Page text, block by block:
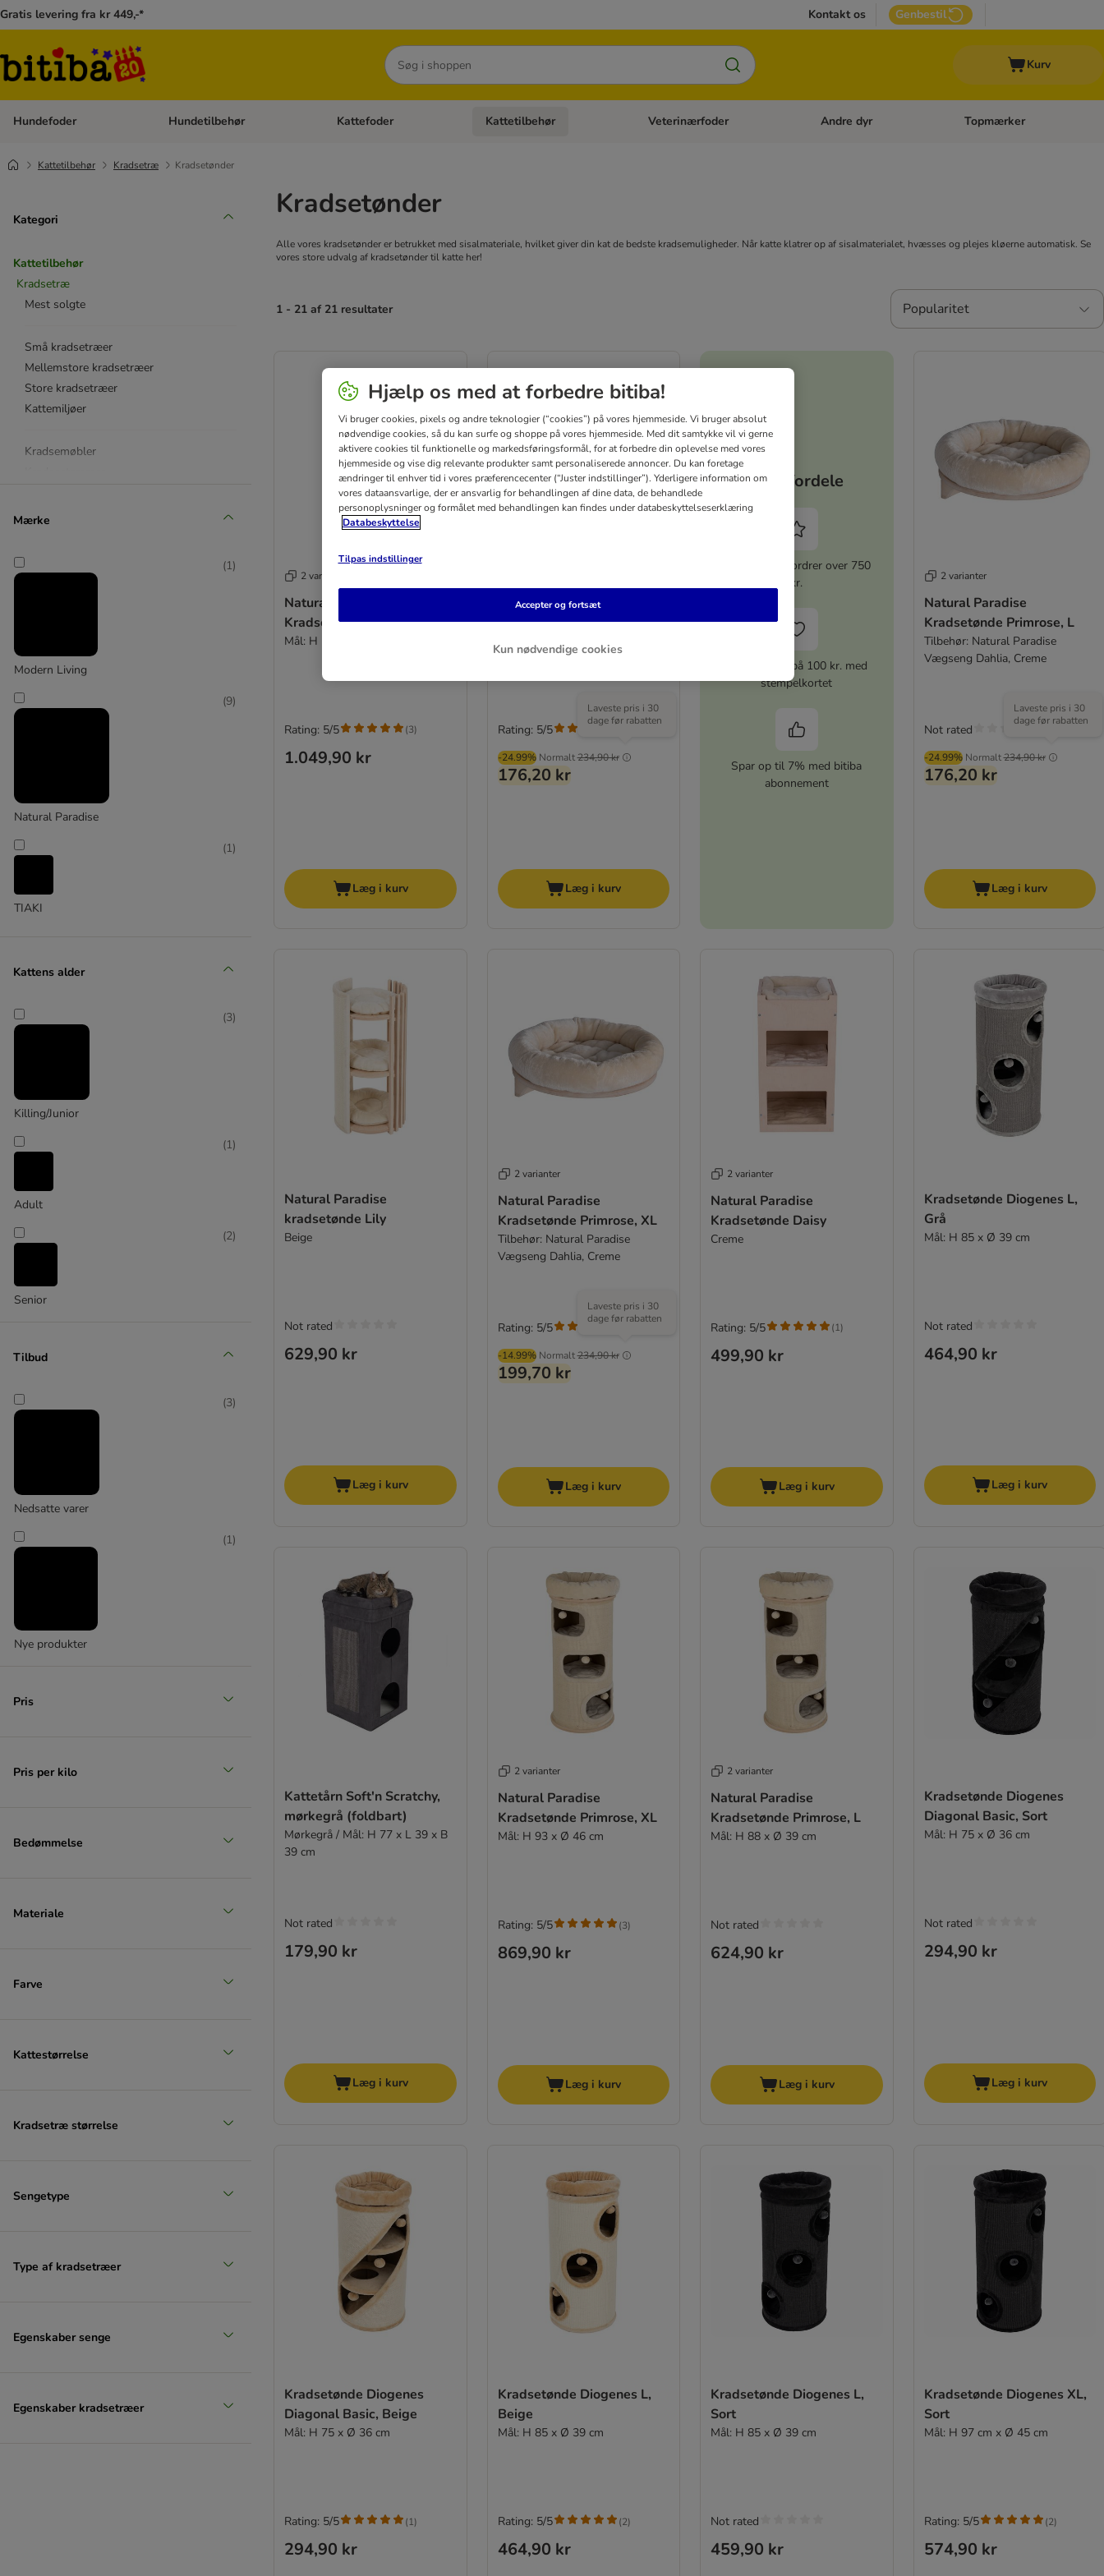
Gratis levering fra kr 449,-* Kontakt os Genbestil
Søg
Kurv
Hundefoder Åben kategori menu: Hundefoder
Hundetilbehør Åben kategori menu: Hundetilbehør
Kattefoder Åben kategori menu: Kattefoder
Kattetilbehør Åben kategori menu: Kattetilbehør
Veterinærfoder Åben kategori menu: Veterinærfoder
Andre dyr Åben kategori menu: Andre
Topmærker
Kattetilbehør Kradsetræ Kradsetønder
Kategori
Kattetilbehør
Kradsetræ
Mest solgte
Små kradsetræer
Mellemstore kradsetræer
Store kradsetræer
Kattemiljøer
Kradsemøbler
Natural Paradise
Mærke
Modern Living
(1)
Natural Paradise
(9)
TIAKI
(1)
zooplus Exclusive
( )
Kattens alder
Killing/Junior
(3)
Adult
(1)
Senior
(2)
Tilbud
Nedsatte varer
(3)
Nye produkter
(1)
Pris
Pris per kilo
Bedømmelse
Materiale
Farve
Kattestørrelse
Kradsetræ størrelse
Sengetype
Type af kradsetræer
Egenskaber senge
Egenskaber kradsetræer
Kradsetønder
Alle vores kradsetønder er betrukket med sisalmateriale, hvilket giver din kat de bedste kradsemuligheder. Når katte klatrer op af sisalmaterialet, hvæsses og plejes kløerne automatisk. Se
vores store udvalg af kradsetønder til katte her!
1 - 21 af 21 resultater Popularitet
2 varianter
Natural Paradise
Kradsetønde Primrose, XXL
Mål: H 110 x Ø 49 cm
1.049,90 kr
Rating: 5/5 (3)
Læg i kurv
Natural Paradise
Kradsetønde Primrose, XXL
Tilbehør: Natural Paradise
Vægseng Dahlia, Creme
-24.99% Normalt234,90 kr
Laveste pris i 30
dage før rabatten
176,20 kr
Rating: 5/5
Læg i kurv
Dine fordele
5% rabat for ordrer over 750
kr.
Værdikupon på 100 kr. med
stempelkortet
Spar op til 7% med bitiba
abonnement
2 varianter
Natural Paradise
Kradsetønde Primrose, L
Tilbehør: Natural Paradise
Vægseng Dahlia, Creme
-24.99% Normalt234,90 kr
Laveste pris i 30
dage før rabatten
176,20 kr
Not rated
Læg i kurv
Natural Paradise
kradsetønde Lily
Beige
629,90 kr
Not rated
Læg i kurv
2 varianter
Natural Paradise
Kradsetønde Primrose, XL
Tilbehør: Natural Paradise
Vægseng Dahlia, Creme
-14.99% Normalt234,90 kr
Laveste pris i 30
dage før rabatten
199,70 kr
Rating: 5/5
Læg i kurv
2 varianter
Natural Paradise
Kradsetønde Daisy
Creme
499,90 kr
Rating: 5/5 (1)
Læg i kurv
Kradsetønde Diogenes L,
Grå
Mål: H 85 x Ø 39 cm
464,90 kr
Not rated
Læg i kurv
Kattetårn Soft'n Scratchy,
mørkegrå (foldbart)
Mørkegrå / Mål: H 77 x L 39 x B
39 cm
179,90 kr
Not rated
Læg i kurv
2 varianter
Natural Paradise
Kradsetønde Primrose, XL
Mål: H 93 x Ø 46 cm
869,90 kr
Rating: 5/5 (3)
Læg i kurv
2 varianter
Natural Paradise
Kradsetønde Primrose, L
Mål: H 88 x Ø 39 cm
624,90 kr
Not rated
Læg i kurv
Kradsetønde Diogenes
Diagonal Basic, Sort
Mål: H 75 x Ø 36 cm
294,90 kr
Not rated
Læg i kurv
Kradsetønde Diogenes
Diagonal Basic, Beige
Mål: H 75 x Ø 36 cm
294,90 kr
Rating: 5/5 (1)
Kradsetønde Diogenes L,
Beige
Mål: H 85 x Ø 39 cm
464,90 kr
Rating: 5/5 (2)
Kradsetønde Diogenes L,
Sort
Mål: H 85 x Ø 39 cm
459,90 kr
Not rated
Kradsetønde Diogenes XL,
Sort
Mål: H 97 cm x Ø 45 cm
574,90 kr
Rating: 5/5 (2)
Hjælp os med at forbedre bitiba!
Vi bruger cookies, pixels og andre teknologier (“cookies”) på vores hjemmeside. Vi bruger absolut
nødvendige cookies, så du kan surfe og shoppe på vores hjemmeside. Med dit samtykke vil vi gerne
aktivere cookies til funktionelle og markedsføringsformål, for at forbedre din oplevelse med vores
hjemmeside og vise dig relevante produkter samt personaliserede annoncer. Du kan foretage
ændringer til enhver tid i vores præferencecenter (“Juster indstillinger”). Yderligere information om
vores dataansvarlige, der er ansvarlig for behandlingen af ​​dine data, de behandlede
personoplysninger og formålet med behandlingen kan findes under databeskyttelseserklæring
Databeskyttelse
Tilpas indstillinger
Kun nødvendige cookies
Accepter og fortsæt